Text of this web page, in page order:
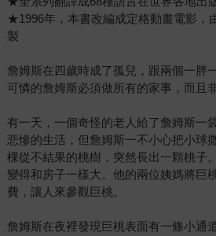
★1996年，本書改編成定格動畫電影，
製
詹姆斯在四歲時成了孤兒，跟兩個一胖
可憐的詹姆斯必須做所有的家事，而且
有一天，一個奇怪的老人給了詹姆斯一
悲慘的生活，但詹姆斯一不小心把小球
棵從不結果的桃樹，突然長出一顆桃
變得和房子一樣大。他的兩位姨媽將巨
費，讓人來參觀巨桃。
詹姆斯在夜裡發現巨桃表面有一條小通